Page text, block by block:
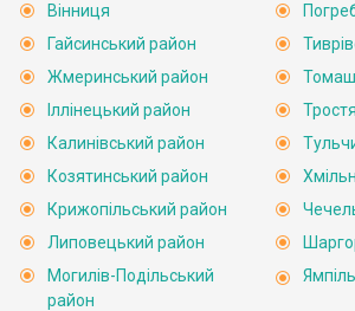
Вінниця
Гайсинський район
Жмеринський район
Іллінецький район
Калинівський район
Козятинський район
Крижопільський район
Липовецький район
Могилів-Подільський
район